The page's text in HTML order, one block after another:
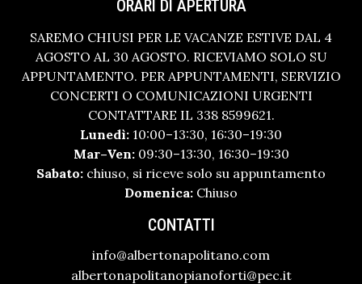
ORARI DI APERTURA
SAREMO CHIUSI PER LE VACANZE ESTIVE DAL 4
AGOSTO AL 30 AGOSTO. RICEVIAMO SOLO SU
APPUNTAMENTO. PER APPUNTAMENTI, SERVIZIO
CONCERTI O COMUNICAZIONI URGENTI
CONTATTARE IL 338 8599621.
Lunedì: 10:00–13:30, 16:30–19:30
Mar–Ven:09:30–13:30, 16:30–19:30
Sabato: chiuso, si riceve solo su appuntamento
Domenica: Chiuso
CONTATTI
info@albertonapolitano.com
albertonapolitanopianoforti@pec.it